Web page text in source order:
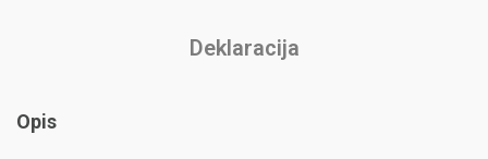
Deklaracija
Opis